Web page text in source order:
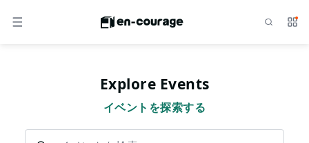
メニュー サ
Explore Events
イベントを探索する